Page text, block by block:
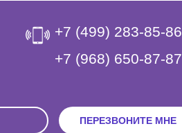
ПЕРЕЗВОНИТЕ МНЕ
+7 (499) 283-85-86
‎+7 (968) 650-87-87